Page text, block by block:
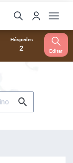
Hóspedes
2 Editar